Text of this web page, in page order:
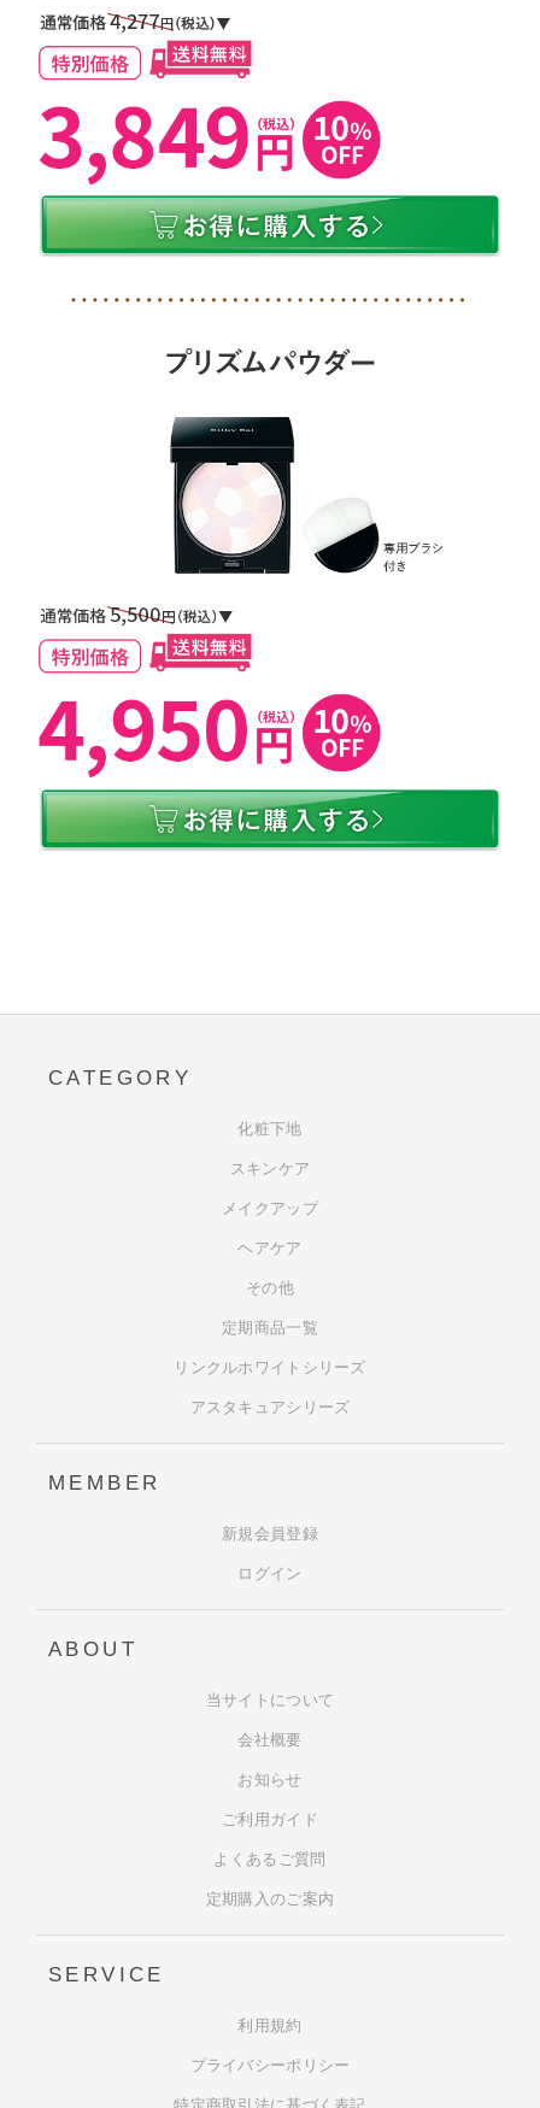
CATEGORY
化粧下地
スキンケア
メイクアップ
ヘアケア
その他
定期商品一覧
リンクルホワイトシリーズ
アスタキュアシリーズ
MEMBER
新規会員登録
ログイン
ABOUT
当サイトについて
会社概要
お知らせ
ご利用ガイド
よくあるご質問
定期購入のご案内
SERVICE
利用規約
プライバシーポリシー